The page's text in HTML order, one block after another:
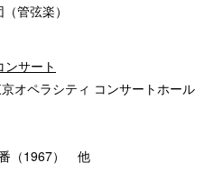
管弦楽）
サート
ペラシティ コンサートホール
（1967） 他